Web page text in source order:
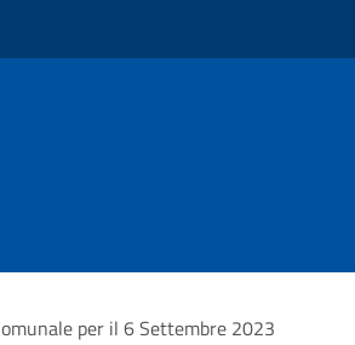
per il 6 Settembre 2023